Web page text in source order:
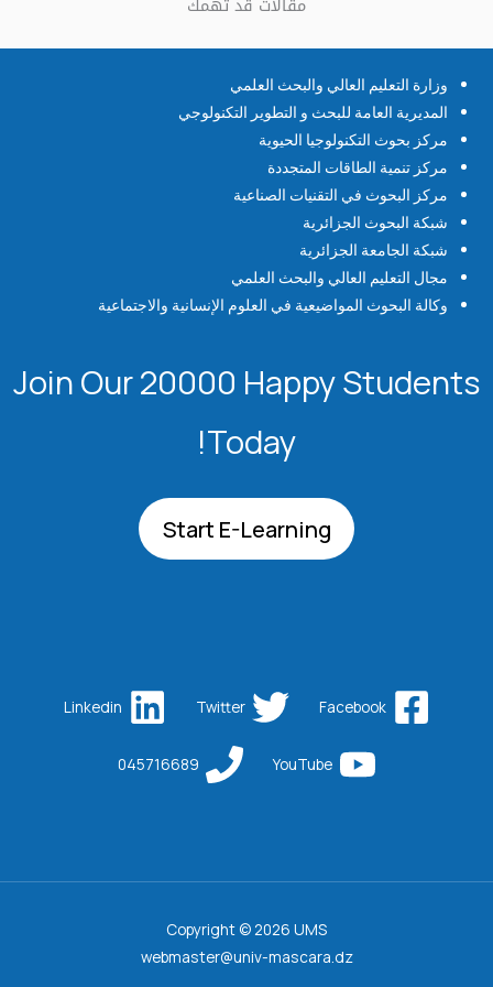
وزارة التعليم العالي والبحث العلمي
المديرية العامة للبحث و التطوير التكنولوجي
مركز بحوث التكنولوجيا الحيوية
مركز تنمية الطاقات المتجددة
مركز البحوث في التقنيات الصناعية
شبكة البحوث الجزائرية
شبكة الجامعة الجزائرية
مجال التعليم العالي والبحث العلمي
وكالة البحوث المواضيعية في العلوم الإنسانية والاجتماعية
Join Our 20000 Happy Students​
Today!
Start E-Learning
Facebook
Twitter
Linkedin
YouTube
045716689
Copyright © 2026 UMS
webmaster@univ-mascara.dz